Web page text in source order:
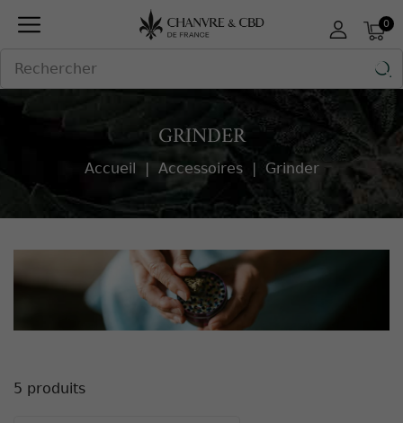
0

GRINDER
Accueil Accessoires Grinder
5 produits
Panneau de gestion des cookies